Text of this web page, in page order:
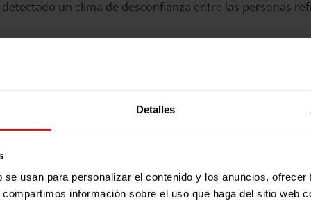
Detalles
usan para personalizar el contenido y los anuncios,
información sobre el uso que haga del sitio web
un clima de desconfianza entre las personas
hay otros grupos de población que están en
enquistamiento han provocado el desplazamiento
desplazados/as internos asentados en el distrito de
directamente las consecuencias del conflicto es
entre refugiadas, desplazadas internas y población